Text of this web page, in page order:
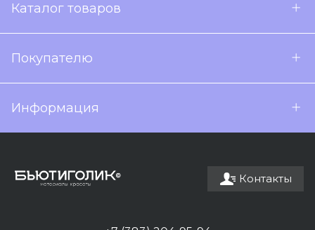
Каталог товаров
Покупателю
Информация
Контакты